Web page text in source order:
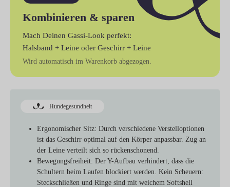
Kombinieren & sparen
Mach Deinen Gassi-Look perfekt:
Halsband + Leine oder Geschirr + Leine
Wird automatisch im Warenkorb abgezogen.
Hundegesundheit
Ergonomischer Sitz: Durch verschiedene Verstelloptionen
ist das Geschirr optimal auf den Körper anpassbar. Zug an
der Leine verteilt sich so rückenschonend.
Bewegungsfreiheit: Der Y-Aufbau verhindert, dass die
Schultern beim Laufen blockiert werden. Kein Scheuern:
Steckschließen und Ringe sind mit weichem Softshell